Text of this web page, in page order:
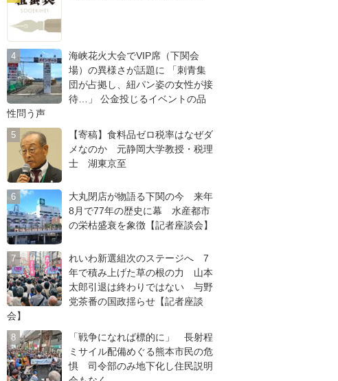
海峡花火大会でVIP席（下関会
場）の異様さが話題に 「刺青集
団が占拠し、紐パン姿の女性が接
待…」 公金投じるイベントの品
性問う声
【寄稿】食料品ゼロ税率はなぜダ
メなのか 元静岡大学教授・税理
士 湖東京至
大丸閉店が物語る下関の今 来年
8月で77年の歴史に幕 水産都市
の栄枯盛衰を象徴【記者座談会】
れいわ新選組次のステージへ 7
年で積み上げた草の根の力 山本
太郎引退は終わりではない 与野
党茶番の国政揺らせ【記者座談
会】
「戦争になれば標的に」 長射程
ミサイル配備めぐる熊本市民の危
惧 司令部のみ地下化し住民説明